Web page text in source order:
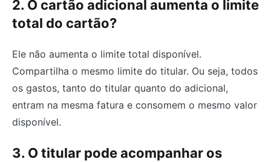
2. O cartão adicional aumenta o limite
total do cartão?
Ele não aumenta o limite total disponível.
Compartilha o mesmo limite do titular. Ou seja, todos
os gastos, tanto do titular quanto do adicional,
entram na mesma fatura e consomem o mesmo valor
disponível.
3. O titular pode acompanhar os